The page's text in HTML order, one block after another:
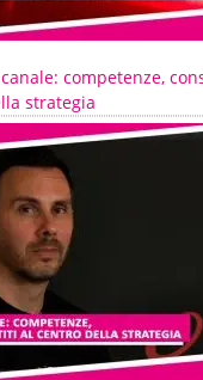
competenze,
strategia